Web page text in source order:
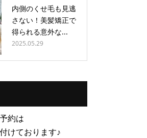
内側のくせ毛も見逃
さない！美髪矯正で
得られる意外な...
2025.05.29
約は
けております♪